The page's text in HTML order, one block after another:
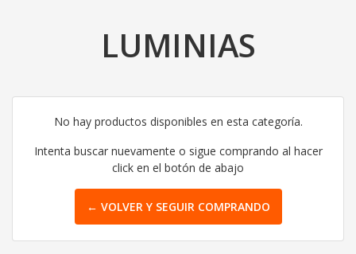
LUMINIAS
No hay productos disponibles en esta categoría.
Intenta buscar nuevamente o sigue comprando al hacer
click en el botón de abajo
← VOLVER Y SEGUIR COMPRANDO